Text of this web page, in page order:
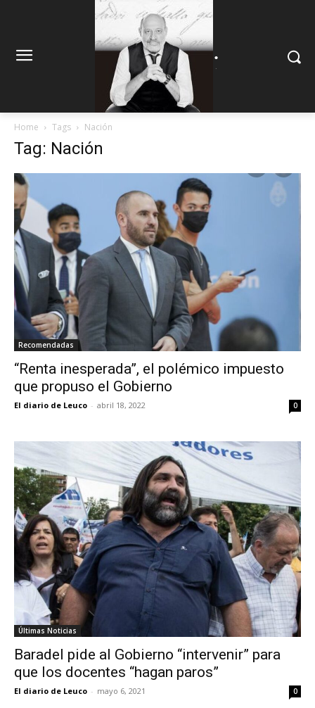
.
Home Tags Nación
Tag: Nación
Recomendadas
“Renta inesperada”, el polémico impuesto
que propuso el Gobierno
El diario de Leuco - abril 18, 2022 0
Últimas Noticias
Baradel pide al Gobierno “intervenir” para
que los docentes “hagan paros”
El diario de Leuco - mayo 6, 2021 0